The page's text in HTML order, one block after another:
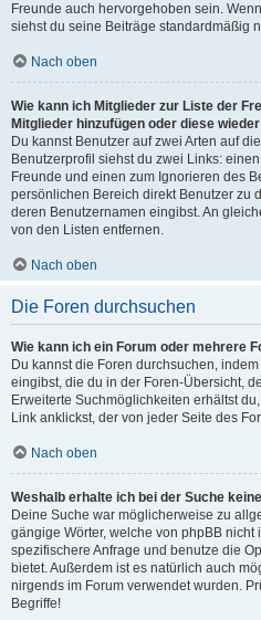
Freunde auch hervorgehoben sein.
siehst du seine Beiträge standardmäßig
Nach oben
Wie kann ich Mitglieder zur Liste der
Mitglieder hinzufügen oder diese
Du kannst Benutzer auf zwei Arten auf
Benutzerprofil siehst du zwei Links:
Freunde und einen zum Ignorieren des
persönlichen Bereich direkt Benutzer zu
deren Benutzernamen eingibst. An
von den Listen entfernen.
Nach oben
Die Foren durchsuchen
Wie kann ich ein Forum oder mehrere
Du kannst die Foren durchsuchen,
eingibst, die du in der Foren-Übersicht,
Erweiterte Suchmöglichkeiten erhältst
Link anklickst, der von jeder Seite des
Nach oben
Weshalb erhalte ich bei der Suche
Deine Suche war möglicherweise zu
gängige Wörter, welche von phpBB
spezifischere Anfrage und benutze die
bietet. Außerdem ist es natürlich auch
nirgends im Forum verwendet wurden.
Begriffe!